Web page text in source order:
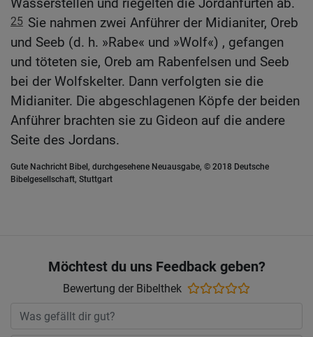
25 Sie nahmen zwei Anführer der Midianiter, Oreb
und Seeb (d. h. »Rabe« und »Wolf«) , gefangen
und töteten sie, Oreb am Rabenfelsen und Seeb
bei der Wolfskelter. Dann verfolgten sie die
Midianiter. Die abgeschlagenen Köpfe der beiden
Anführer brachten sie zu Gideon auf die andere
Seite des Jordans.
Gute Nachricht Bibel, durchgesehene Neuausgabe, © 2018 Deutsche
Bibelgesellschaft, Stuttgart
Möchtest du uns Feedback geben?
Bewertung der Bibelthek